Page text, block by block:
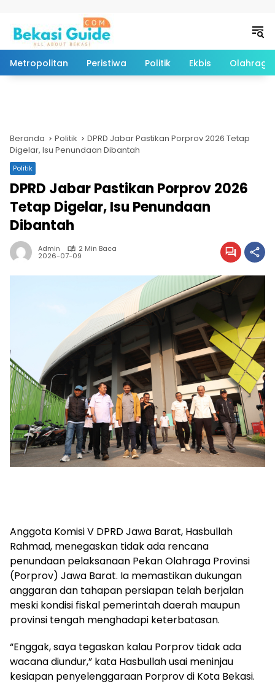
Metropolitan Peristiwa Politik Ekbis Olahraga
Beranda Politik
DPRD Jabar Pastikan Porprov 2026 Tetap
Digelar, Isu Penundaan Dibantah
Politik
DPRD Jabar Pastikan Porprov 2026
Tetap Digelar, Isu Penundaan
Dibantah
Admin 2 Min Baca
2026-07-09
Anggota Komisi V DPRD Jawa Barat, Hasbullah
Rahmad, menegaskan tidak ada rencana
penundaan pelaksanaan Pekan Olahraga Provinsi
(Porprov) Jawa Barat. Ia memastikan dukungan
anggaran dan tahapan persiapan telah berjalan
meski kondisi fiskal pemerintah daerah maupun
provinsi tengah menghadapi keterbatasan.
“Enggak, saya tegaskan kalau Porprov tidak ada
wacana diundur,” kata Hasbullah usai meninjau
kesiapan penyelenggaraan Porprov di Kota Bekasi.